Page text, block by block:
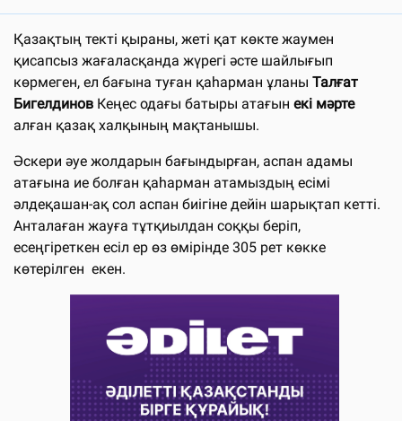
Қазақтың текті қыраны, жеті қат көкте жаумен
қисапсыз жағаласқанда жүрегі әсте шайлығып
көрмеген, ел бағына туған қаһарман ұланы Талғат
Бигелдинов Кеңес одағы батыры атағын екі мәрте
алған қазақ халқының мақтанышы.
Әскери әуе жолдарын бағындырған, аспан адамы
атағына ие болған қаһарман атамыздың есімі
әлдеқашан-ақ сол аспан биігіне дейін шарықтап кетті.
Анталаған жауға тұтқиылдан соққы беріп,
есеңгіреткен есіл ер өз өмірінде 305 рет көкке
көтерілген екен.